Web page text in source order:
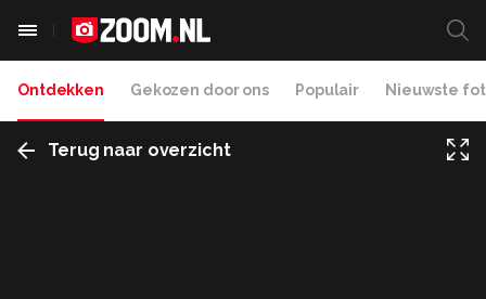
Ontdekken Gekozen door ons Populair Nieuwste
Terug naar overzicht